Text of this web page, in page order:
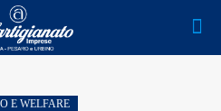
E WELFARE